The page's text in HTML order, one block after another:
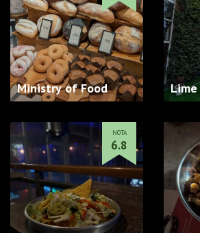
Ministry of Food
NOTA
6.8